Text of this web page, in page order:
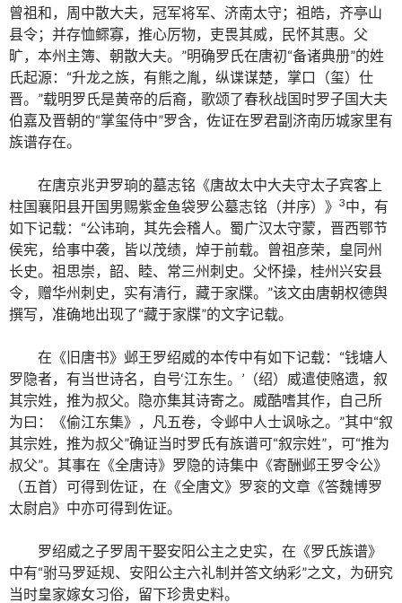
曾祖和，周中散大夫，冠军将军、济南太守；祖皓，齐亭山
县令；并存恤鳏寡，推心厉物，吏畏其威，民怀其惠。父
旷，本州主簿、朝散大夫。”明确罗氏在唐初“备诸典册”的姓
氏起源：“升龙之族，有熊之胤，纵谍谋楚，掌口（玺）仕
晋。”载明罗氏是黄帝的后裔，歌颂了春秋战国时罗子国大夫
伯嘉及晋朝的“掌玺侍中”罗含，佐证在罗君副济南历城家里有
族谱存在。
在唐京兆尹罗珦的墓志铭《唐故太中大夫守太子宾客上
柱国襄阳县开国男赐紫金鱼袋罗公墓志铭（并序）》 3中，有
如下记载：“公讳珦，其先会稽人。蜀广汉太守蒙，晋西鄂节
侯宪，给事中袭，皆以茂绩，焯于前载。曾祖彦荣，皇同州
长史。祖思崇，韶、睦、常三州刺史。父怀操，桂州兴安县
令，赠华州刺史，实有清行，藏于家牒。”该文由唐朝权德舆
撰写，准确地出现了“藏于家牒”的文字记载。
在《旧唐书》邺王罗绍威的本传中有如下记载：“钱塘人
罗隐者，有当世诗名，自号‘江东生。’（绍）威遣使赂遗，叙
其宗姓，推为叔父。隐亦集其诗寄之。威酷嗜其作，自己所
为曰：《偷江东集》，凡五卷，令邺中人士讽咏之。”其中“叙
其宗姓，推为叔父”确证当时罗氏有族谱可“叙宗姓”，可“推为
叔父”。其事在《全唐诗》罗隐的诗集中《寄酬邺王罗令公》
（五首）可得到佐证，在《全唐文》罗衮的文章《答魏博罗
太尉启》中亦可得到佐证。
罗绍威之子罗周干娶安阳公主之史实，在《罗氏族谱》
中有“驸马罗延规、安阳公主六礼制并答文纳彩”之文，为研究
当时皇家嫁女习俗，留下珍贵史料。